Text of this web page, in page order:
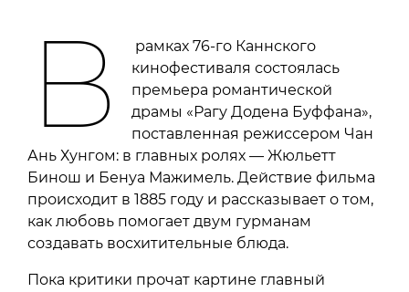
В
рамках 76-го Каннского
кинофестиваля состоялась
премьера романтической
драмы «Рагу Додена Буффана»,
поставленная режиссером Чан
Ань Хунгом: в главных ролях — Жюльетт
Бинош и Бенуа Мажимель. Действие фильма
происходит в 1885 году и рассказывает о том,
как любовь помогает двум гурманам
создавать восхитительные блюда.
Пока критики прочат картине главный